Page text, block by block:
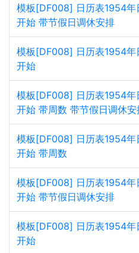
模板[DF008] 日历表1954年
开始 带节假日调休安排
模板[DF008] 日历表1954年
开始
模板[DF008] 日历表1954年
开始 带周数 带节假日调休安
模板[DF008] 日历表1954年
开始 带周数
模板[DF008] 日历表1954年
开始 带节假日调休安排
模板[DF008] 日历表1954年
开始